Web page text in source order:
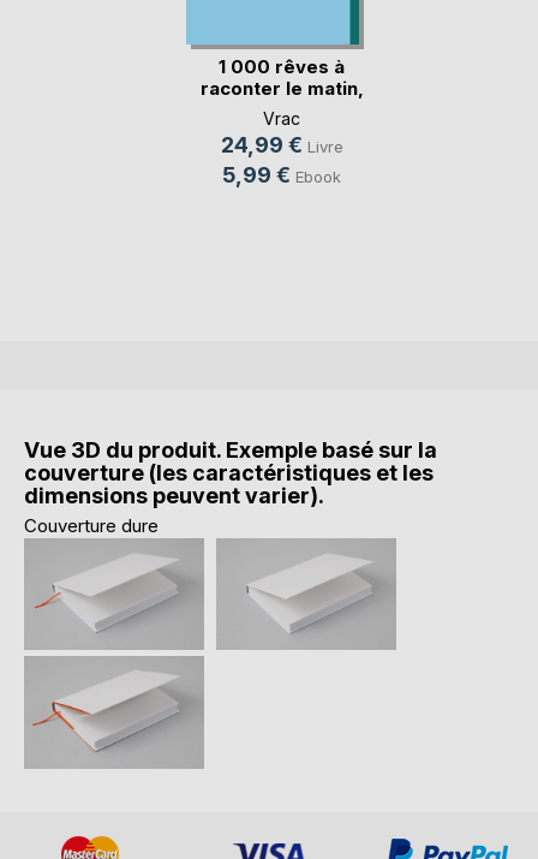
1 000 rêves à
raconter le matin,
Vrac
24,99 € Livre
5,99 € Ebook
Vue 3D du produit. Exemple basé sur la
couverture (les caractéristiques et les
dimensions peuvent varier).
Couverture dure